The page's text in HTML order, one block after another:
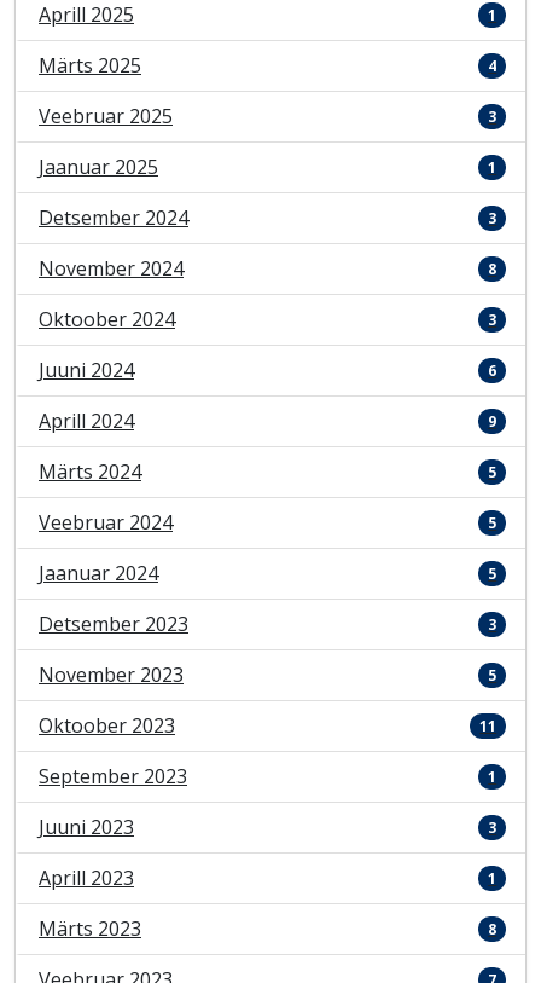
Aprill 2025 1
Märts 2025 4
Veebruar 2025 3
Jaanuar 2025 1
Detsember 2024 3
November 2024 8
Oktoober 2024 3
Juuni 2024 6
Aprill 2024 9
Märts 2024 5
Veebruar 2024 5
Jaanuar 2024 5
Detsember 2023 3
November 2023 5
Oktoober 2023 11
September 2023 1
Juuni 2023 3
Aprill 2023 1
Märts 2023 8